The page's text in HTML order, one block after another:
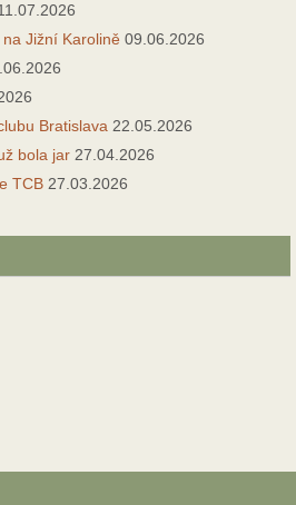
Jižní Karolině 09.06.2026
Bratislava 22.05.2026
bola jar 27.04.2026
TCB 27.03.2026